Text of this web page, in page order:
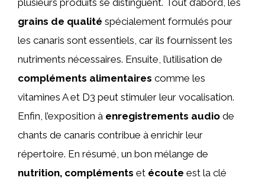
plusieurs produits se distinguent. Tout d’abord, les
grains de qualité spécialement formulés pour
les canaris sont essentiels, car ils fournissent les
nutriments nécessaires. Ensuite, l’utilisation de
compléments alimentaires comme les
vitamines A et D3 peut stimuler leur vocalisation.
Enfin, l’exposition à enregistrements audio de
chants de canaris contribue à enrichir leur
répertoire. En résumé, un bon mélange de
nutrition, compléments et écoute est la clé